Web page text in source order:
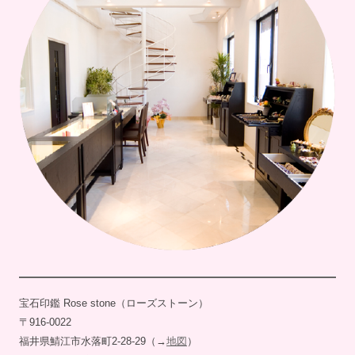
宝石印鑑 Rose stone（ローズストーン）
〒916-0022
福井県鯖江市水落町2-28-29（→地図 ）